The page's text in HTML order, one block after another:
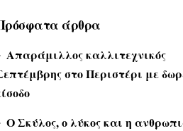
άρθρα
Απαράμιλλος καλλιτεχνικός
στο Περιστέρι με
Ο Σκύλος, ο λύκος και η